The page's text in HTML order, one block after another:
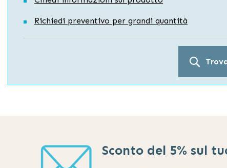
Richiedi preventivo per grandi quantità
Sconto del 5% sul